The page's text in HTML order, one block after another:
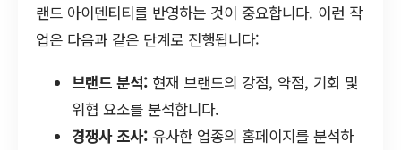
랜드 아이덴티티를 반영하는 것이 중요합니다. 이런 작
업은 다음과 같은 단계로 진행됩니다:
브랜드 분석: 현재 브랜드의 강점, 약점, 기회 및
위협 요소를 분석합니다.
경쟁사 조사: 유사한 업종의 홈페이지를 분석하